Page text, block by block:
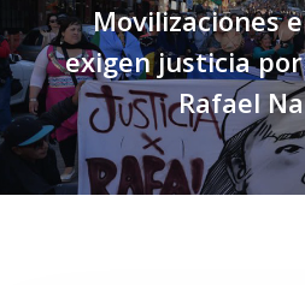
Movilizaciones
exigen justicia
Rafael